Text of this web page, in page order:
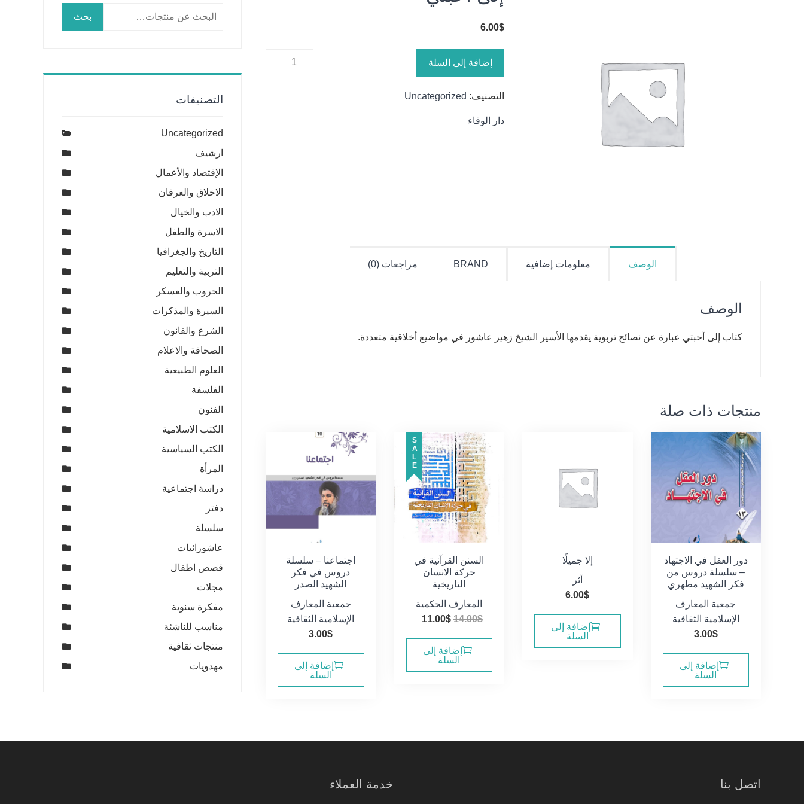
6.00$
كمية إلى
إضافة إلى السلة
التصنيف: Uncategorized
دار الوفاء
الوصف معلومات إضافية BRAND مراجعات (0)
الوصف
كتاب إلى أحبتي عبارة عن نصائح تربوية يقدمها الأسير الشيخ زهير عاشور في مواضيع أخلاقية متعددة.
منتجات ذات صلة
دور العقل في الاجتهاد
– سلسلة دروس من
فكر الشهيد مطهري
جمعية المعارف
الإسلامية الثقافية
3.00$
إضافة إلى
السلة
إلا جميلًا
أثر
6.00$
إضافة إلى
السلة
SALE
السنن القرآنية في
حركة الانسان
التاريخية
المعارف الحكمية
14.00$
السعر
هو:
14.00$.
11.00$
إضافة إلى
السلة
اجتماعنا – سلسلة
دروس في فكر
الشهيد الصدر
جمعية المعارف
الإسلامية الثقافية
3.00$
إضافة إلى
السلة
بحث
التصنيفات
Uncategorized
ارشيف
الإقتصاد والأعمال
الاخلاق والعرفان
الادب والخيال
الاسرة والطفل
التاريخ والجغرافيا
التربية والتعليم
الحروب والعسكر
السيرة والمذكرات
الشرع والقانون
الصحافة والاعلام
العلوم الطبيعية
الفلسفة
الفنون
الكتب الاسلامية
الكتب السياسية
المرأة
دراسة اجتماعية
دفتر
سلسلة
عاشورائيات
قصص اطفال
مجلات
مفكرة سنوية
مناسب للناشئة
منتجات ثقافية
مهدويات
اتصل بنا خدمة العملاء